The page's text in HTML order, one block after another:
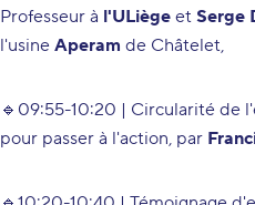
Professeur à l'ULiège et Serge
l'usine Aperam de Châtelet,
🔹09:55-10:20 | Circularité de
pour passer à l'action, par